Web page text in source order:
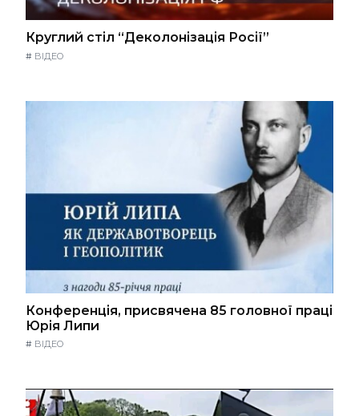
Круглий стіл “Деколонізація Росії”
# ВІДЕО
Конференція, присвячена 85 головної праці
Юрія Липи
# ВІДЕО